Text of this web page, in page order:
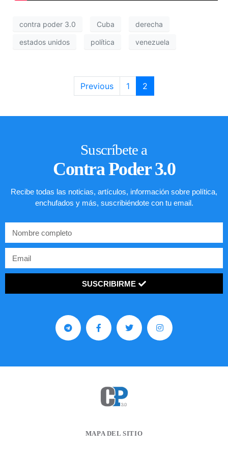
contra poder 3.0 Cuba derecha
estados unidos política venezuela
Previous 1 2
Suscríbete a
Contra Poder 3.0
Recibe todas las noticias, artículos, información sobre política,
enchufados y más, suscribiéndote con tu email.
SUSCRIBIRME
MAPA DEL SITIO